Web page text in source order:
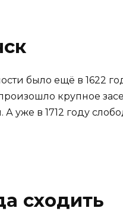
было ещё в 1622
крупное
уже в 1712 году
сходить